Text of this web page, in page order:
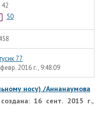
42
50
77
2016 г., 9:48:09
носу) /Аннанаумова
16 сент. 2015 г.,